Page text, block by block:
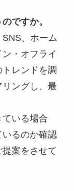
ですか。
SNS、ホーム
・オフライ
レンドを調
ングし、最
いる場合
るのか確認
案をさせて